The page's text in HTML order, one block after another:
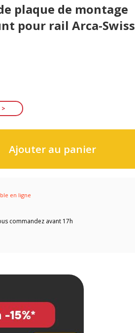
plaque de montage
pour rail Arca-Swiss
Ajouter au panier
en ligne
commandez avant 17h